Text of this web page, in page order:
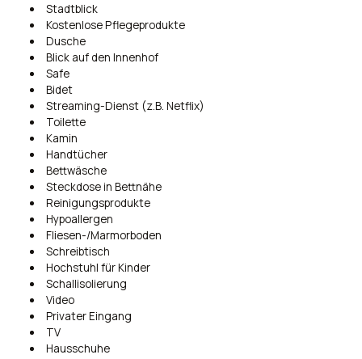
Stadtblick
Kostenlose Pflegeprodukte
Dusche
Blick auf den Innenhof
Safe
Bidet
Streaming-Dienst (z.B. Netflix)
Toilette
Kamin
Handtücher
Bettwäsche
Steckdose in Bettnähe
Reinigungsprodukte
Hypoallergen
Fliesen-/Marmorboden
Schreibtisch
Hochstuhl für Kinder
Schallisolierung
Video
Privater Eingang
TV
Hausschuhe